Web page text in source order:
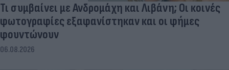
Τι συμβαίνει με Ανδρομάχη και Λιβάνη; Οι κοινές
φωτογραφίες εξαφανίστηκαν και οι φήμες
φουντώνουν
06.08.2026